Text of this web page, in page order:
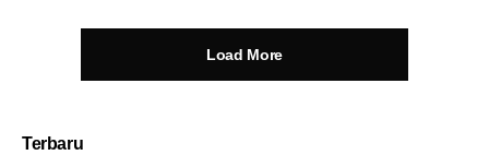
Load More
Terbaru